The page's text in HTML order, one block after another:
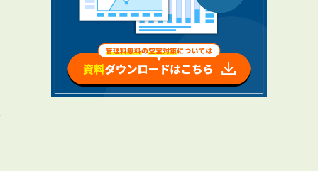
４つの強み
報酬と独自の保証内容
手続きの流れ
賃料査定について